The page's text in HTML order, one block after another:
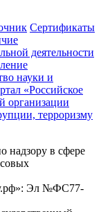
Сертификаты
деятельности
науки и
«Российское
организации
терроризму
надзору в сфере
Эл №ФС77-